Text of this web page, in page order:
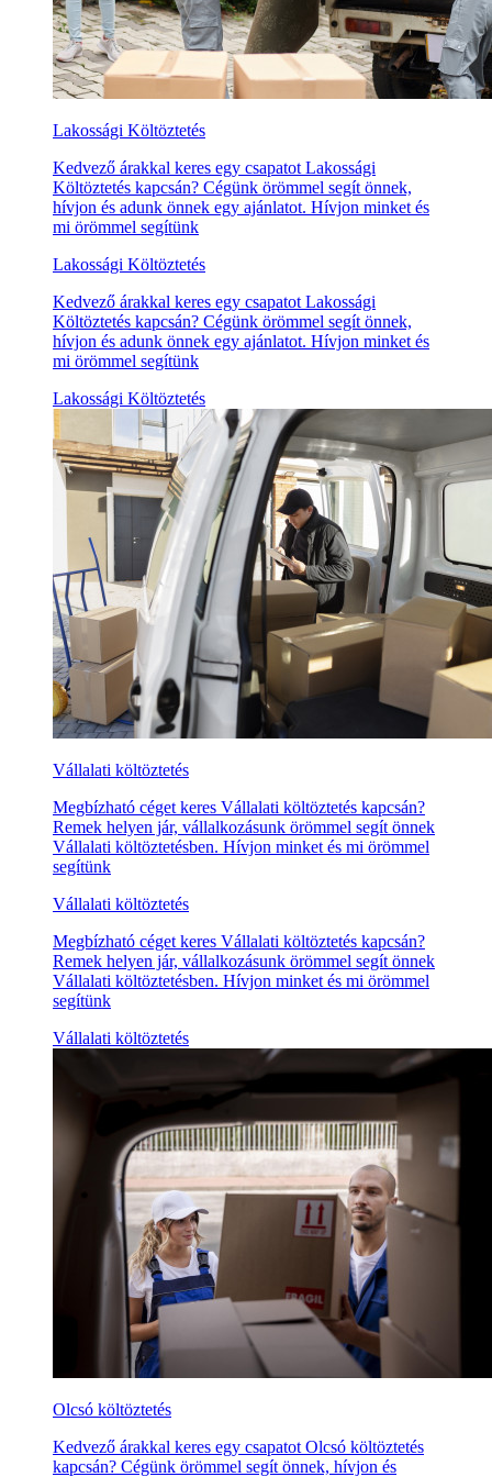
Lakossági Költöztetés
Kedvező árakkal keres egy csapatot Lakossági
Költöztetés kapcsán? Cégünk örömmel segít önnek,
hívjon és adunk önnek egy ajánlatot. Hívjon minket és
mi örömmel segítünk
Lakossági Költöztetés
Kedvező árakkal keres egy csapatot Lakossági
Költöztetés kapcsán? Cégünk örömmel segít önnek,
hívjon és adunk önnek egy ajánlatot. Hívjon minket és
mi örömmel segítünk
Lakossági Költöztetés
Vállalati költöztetés
Megbízható céget keres Vállalati költöztetés kapcsán?
Remek helyen jár, vállalkozásunk örömmel segít önnek
Vállalati költöztetésben. Hívjon minket és mi örömmel
segítünk
Vállalati költöztetés
Megbízható céget keres Vállalati költöztetés kapcsán?
Remek helyen jár, vállalkozásunk örömmel segít önnek
Vállalati költöztetésben. Hívjon minket és mi örömmel
segítünk
Vállalati költöztetés
Olcsó költöztetés
Kedvező árakkal keres egy csapatot Olcsó költöztetés
kapcsán? Cégünk örömmel segít önnek, hívjon és